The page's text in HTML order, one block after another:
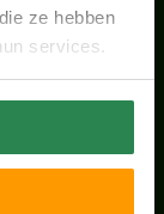
ze hebben
services.